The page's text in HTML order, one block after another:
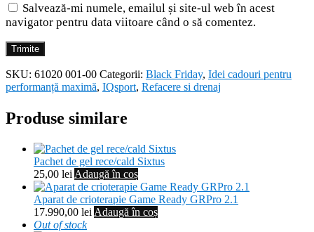
Salvează-mi numele, emailul și site-ul web în acest
navigator pentru data viitoare când o să comentez.
SKU: 61020 001-00 Categorii: Black Friday, Idei cadouri pentru
performanță maximă, IQsport, Refacere si drenaj
Produse similare
Pachet de gel rece/cald Sixtus
25,00 leiAdaugă în coș
Aparat de crioterapie Game Ready GRPro 2.1
17.990,00 leiAdaugă în coș
Out of stock